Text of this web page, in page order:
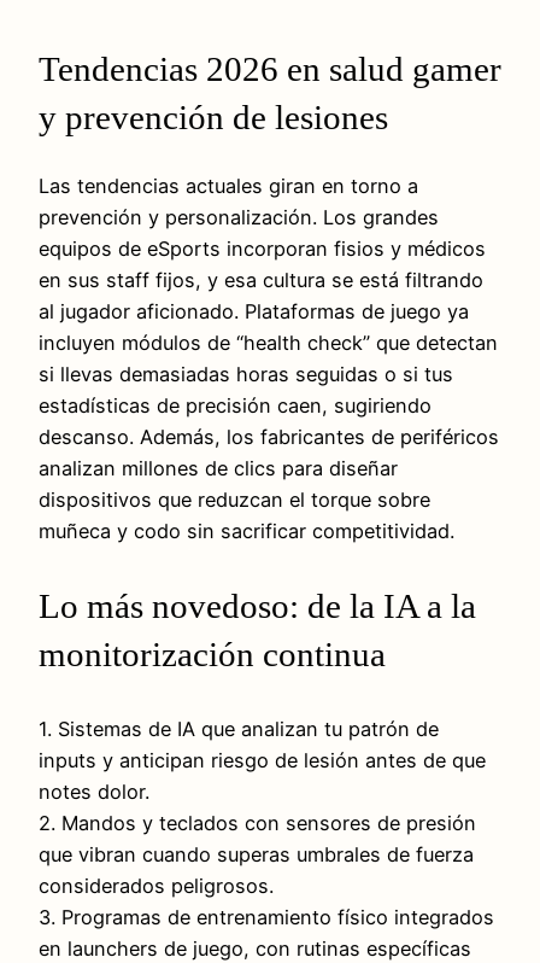
Tendencias 2026 en salud gamer
y prevención de lesiones
Las tendencias actuales giran en torno a
prevención y personalización. Los grandes
equipos de eSports incorporan fisios y médicos
en sus staff fijos, y esa cultura se está filtrando
al jugador aficionado. Plataformas de juego ya
incluyen módulos de “health check” que detectan
si llevas demasiadas horas seguidas o si tus
estadísticas de precisión caen, sugiriendo
descanso. Además, los fabricantes de periféricos
analizan millones de clics para diseñar
dispositivos que reduzcan el torque sobre
muñeca y codo sin sacrificar competitividad.
Lo más novedoso: de la IA a la
monitorización continua
1. Sistemas de IA que analizan tu patrón de
inputs y anticipan riesgo de lesión antes de que
notes dolor.
2. Mandos y teclados con sensores de presión
que vibran cuando superas umbrales de fuerza
considerados peligrosos.
3. Programas de entrenamiento físico integrados
en launchers de juego, con rutinas específicas